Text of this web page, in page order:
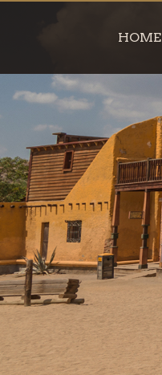
HOME